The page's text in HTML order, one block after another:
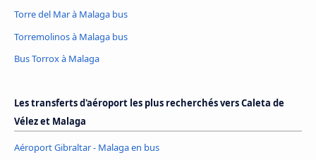
Torre del Mar à Malaga bus
Torremolinos à Malaga bus
Bus Torrox à Malaga
Les transferts d'aéroport les plus recherchés vers Caleta de
Vélez et Malaga
Aéroport Gibraltar - Malaga en bus